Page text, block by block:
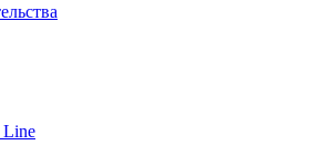
Line